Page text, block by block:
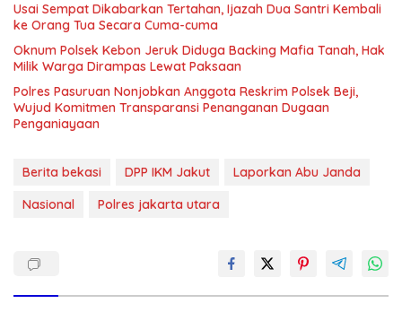
Usai Sempat Dikabarkan Tertahan, Ijazah Dua Santri Kembali
ke Orang Tua Secara Cuma-cuma
Oknum Polsek Kebon Jeruk Diduga Backing Mafia Tanah, Hak
Milik Warga Dirampas Lewat Paksaan
Polres Pasuruan Nonjobkan Anggota Reskrim Polsek Beji,
Wujud Komitmen Transparansi Penanganan Dugaan
Penganiayaan
Berita bekasi DPP IKM Jakut
Laporkan Abu Janda
Nasional
Polres jakarta utara